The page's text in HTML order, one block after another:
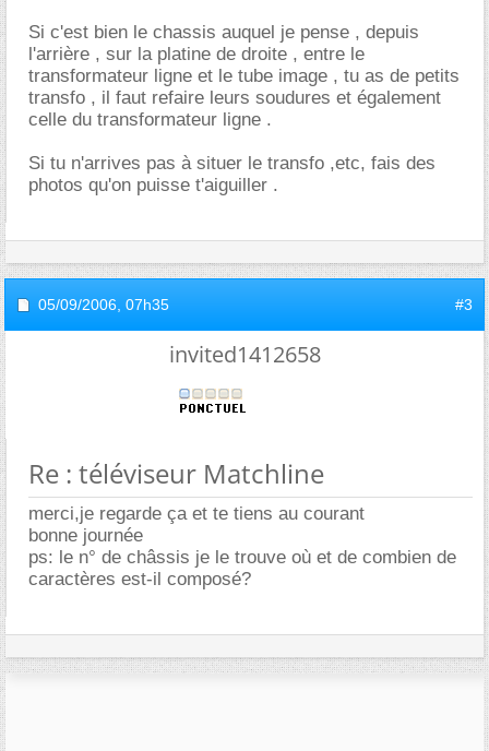
Si c'est bien le chassis auquel je pense , depuis
l'arrière , sur la platine de droite , entre le
transformateur ligne et le tube image , tu as de petits
transfo , il faut refaire leurs soudures et également
celle du transformateur ligne .
Si tu n'arrives pas à situer le transfo ,etc, fais des
photos qu'on puisse t'aiguiller .
05/09/2006, 07h35 #3
invited1412658
Re : téléviseur Matchline
merci,je regarde ça et te tiens au courant
bonne journée
ps: le n° de châssis je le trouve où et de combien de
caractères est-il composé?